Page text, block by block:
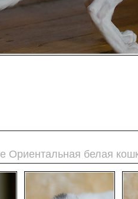
Ориентальная белая